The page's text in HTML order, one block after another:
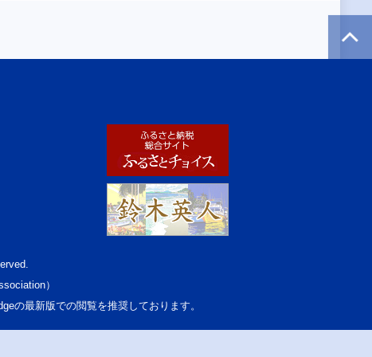
）
の最新版での閲覧を推奨しております。